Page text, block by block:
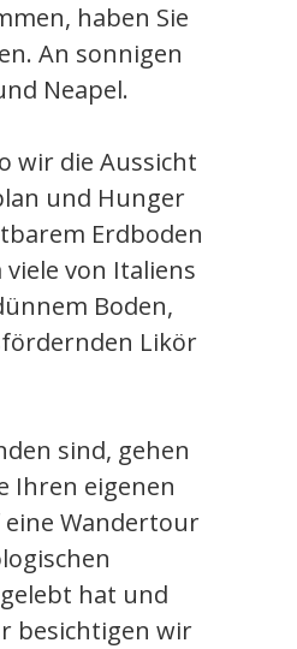
haben Sie
An sonnigen
Neapel.
wir die Aussicht
und Hunger
Erdboden
von Italiens
Boden,
Likör
sind, gehen
Ihren eigenen
Wandertour
hat und
besichtigen wir